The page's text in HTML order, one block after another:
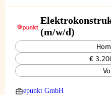
(m/w/d)
€
epunkt GmbH